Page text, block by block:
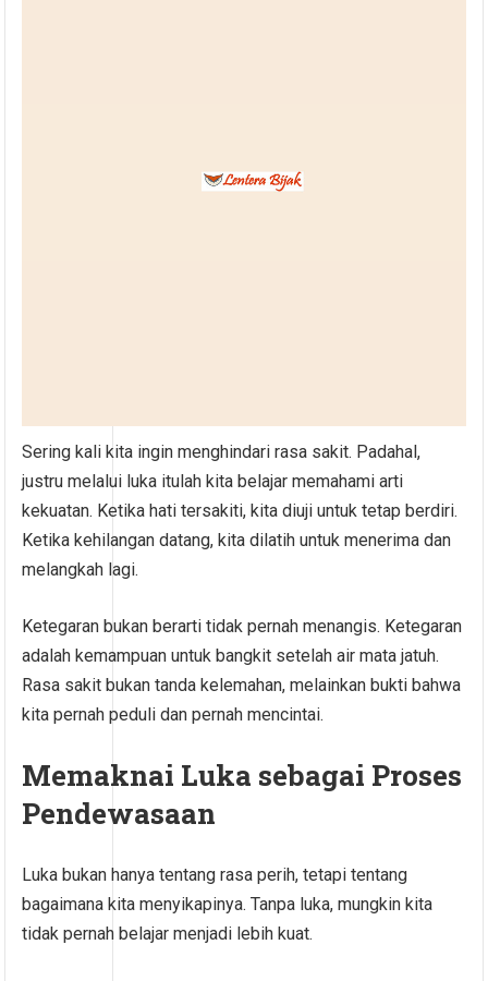
Sering kali kita ingin menghindari rasa sakit. Padahal,
justru melalui luka itulah kita belajar memahami arti
kekuatan. Ketika hati tersakiti, kita diuji untuk tetap berdiri.
Ketika kehilangan datang, kita dilatih untuk menerima dan
melangkah lagi.
Ketegaran bukan berarti tidak pernah menangis. Ketegaran
adalah kemampuan untuk bangkit setelah air mata jatuh.
Rasa sakit bukan tanda kelemahan, melainkan bukti bahwa
kita pernah peduli dan pernah mencintai.
Memaknai Luka sebagai Proses
Pendewasaan
Luka bukan hanya tentang rasa perih, tetapi tentang
bagaimana kita menyikapinya. Tanpa luka, mungkin kita
tidak pernah belajar menjadi lebih kuat.